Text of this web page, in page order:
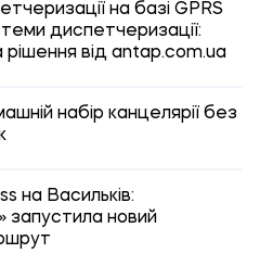
на базі GPRS
диспетчеризації:
рішення від antap.com.ua
набір канцелярії без
на Васильків:
запустила новий